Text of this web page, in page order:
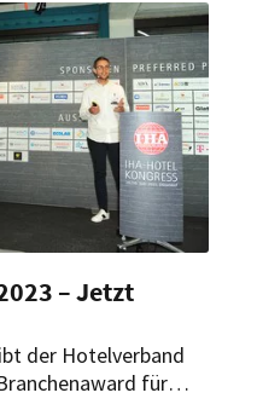
– Jetzt
der Hotelverband
für